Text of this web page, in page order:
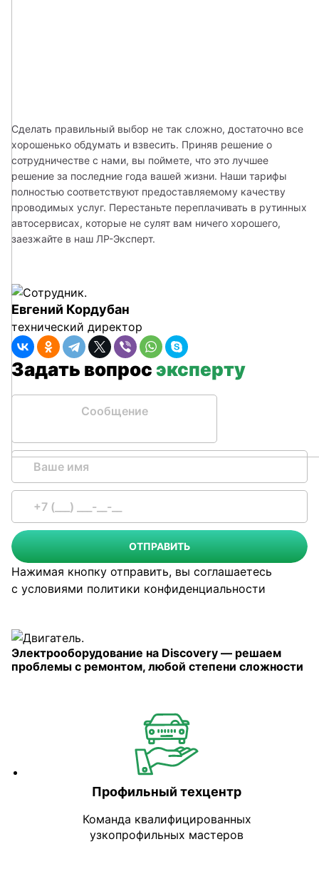
Сделать правильный выбор не так сложно, достаточно все
хорошенько обдумать и взвесить. Приняв решение о
сотрудничестве с нами, вы поймете, что это лучшее
решение за последние года вашей жизни. Наши тарифы
полностью соответствуют предоставляемому качеству
проводимых услуг. Перестаньте переплачивать в рутинных
автосервисах, которые не сулят вам ничего хорошего,
заезжайте в наш ЛР-Эксперт.
Евгений Кордубан
технический директор
Задать вопросэксперту
ОТПРАВИТЬ
Нажимая кнопку отправить, вы соглашаетесь
с условиями политики конфиденциальности
Электрооборудование на Discovery — решаем
проблемы с ремонтом, любой степени сложности
Профильный техцентр
Команда квалифицированных
узкопрофильных мастеров